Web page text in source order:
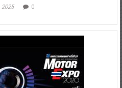
2025 0